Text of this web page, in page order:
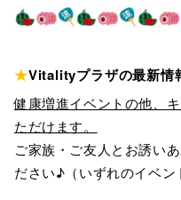
★Vitalityプラザの最新情
健康増進イベントの他、
ただけます。
ご家族・ご友人とお誘い
ださい♪（いずれのイベン